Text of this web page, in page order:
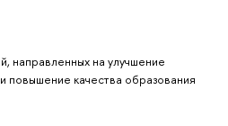
направленных на улучшение
повышение качества образования